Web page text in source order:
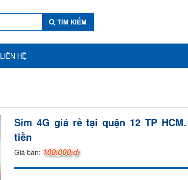
TÌM KIẾM
LIÊN HỆ
Sim 4G giá rẻ tại quận 12 TP
tiền
Giá bán: 100.000 đ